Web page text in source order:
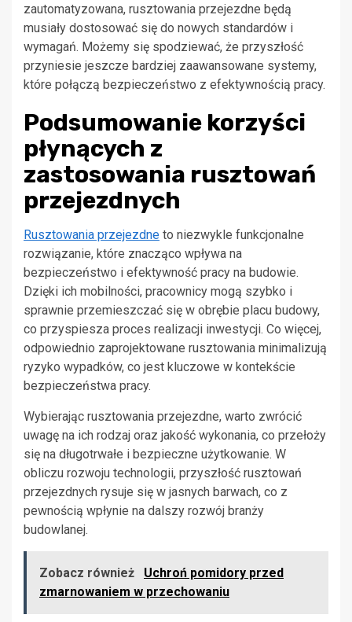
zautomatyzowana, rusztowania przejezdne będą
musiały dostosować się do nowych standardów i
wymagań. Możemy się spodziewać, że przyszłość
przyniesie jeszcze bardziej zaawansowane systemy,
które połączą bezpieczeństwo z efektywnością pracy.
Podsumowanie korzyści
płynących z
zastosowania rusztowań
przejezdnych
Rusztowania przejezdne to niezwykle funkcjonalne
rozwiązanie, które znacząco wpływa na
bezpieczeństwo i efektywność pracy na budowie.
Dzięki ich mobilności, pracownicy mogą szybko i
sprawnie przemieszczać się w obrębie placu budowy,
co przyspiesza proces realizacji inwestycji. Co więcej,
odpowiednio zaprojektowane rusztowania minimalizują
ryzyko wypadków, co jest kluczowe w kontekście
bezpieczeństwa pracy.
Wybierając rusztowania przejezdne, warto zwrócić
uwagę na ich rodzaj oraz jakość wykonania, co przełoży
się na długotrwałe i bezpieczne użytkowanie. W
obliczu rozwoju technologii, przyszłość rusztowań
przejezdnych rysuje się w jasnych barwach, co z
pewnością wpłynie na dalszy rozwój branży
budowlanej.
Zobacz również
Uchroń pomidory przed
zmarnowaniem w przechowaniu